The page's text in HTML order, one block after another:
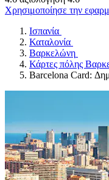
Χρησιμοποίησε την
Ισπανία
Καταλονία
Βαρκελώνη
Κάρτες πόλης
Barcelona Card: